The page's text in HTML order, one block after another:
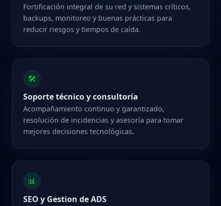
Fortificación integral de su red y sistemas críticos,
backups, monitoreo y buenas prácticas para
reducir riesgos y tiempos de caída.
🛠️
Soporte técnico y consultoría
Acompañamiento continuo y garantizado,
resolución de incidencias y asesoría para tomar
mejores decisiones tecnológicas.
📊
SEO y Gestion de ADS